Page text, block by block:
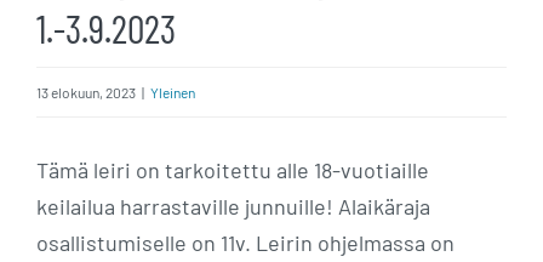
1.-3.9.2023
13 elokuun, 2023 | Yleinen
Tämä leiri on tarkoitettu alle 18-vuotiaille
keilailua harrastaville junnuille! Alaikäraja
osallistumiselle on 11v. Leirin ohjelmassa on